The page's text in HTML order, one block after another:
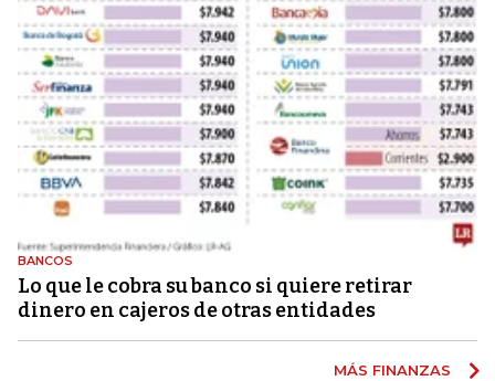
BANCOS
Lo que le cobra su banco si quiere retirar
dinero en cajeros de otras entidades
MÁS FINANZAS